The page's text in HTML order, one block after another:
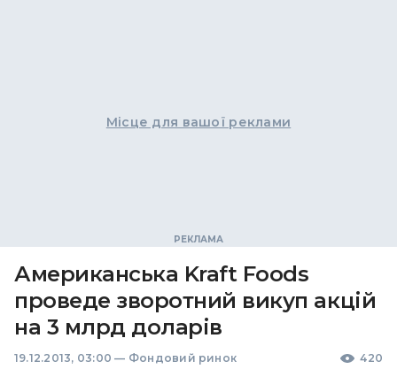
Місце для вашої реклами
Американська Kraft Foods
проведе зворотний викуп акцій
на 3 млрд доларів
19.12.2013, 03:00 — Фондовий ринок 420